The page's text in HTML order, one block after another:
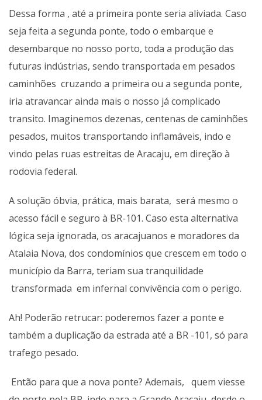
Dessa forma , até a primeira ponte seria aliviada. Caso
seja feita a segunda ponte, todo o embarque e
desembarque no nosso porto, toda a produção das
futuras indústrias, sendo transportada em pesados
caminhões cruzando a primeira ou a segunda ponte,
iria atravancar ainda mais o nosso já complicado
transito. Imaginemos dezenas, centenas de caminhões
pesados, muitos transportando inflamáveis, indo e
vindo pelas ruas estreitas de Aracaju, em direção à
rodovia federal.
A solução óbvia, prática, mais barata, será mesmo o
acesso fácil e seguro à BR-101. Caso esta alternativa
lógica seja ignorada, os aracajuanos e moradores da
Atalaia Nova, dos condomínios que crescem em todo o
município da Barra, teriam sua tranquilidade
transformada em infernal convivência com o perigo.
Ah! Poderão retrucar: poderemos fazer a ponte e
também a duplicação da estrada até a BR -101, só para
trafego pesado.
Então para que a nova ponte? Ademais, quem viesse